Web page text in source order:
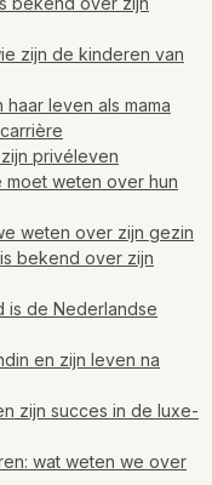
zijn de kinderen van
leven als mama
privéleven
moet weten over hun
weten over zijn gezin
bekend over zijn
is de Nederlandse
en zijn leven na
zijn succes in de luxe-
wat weten we over